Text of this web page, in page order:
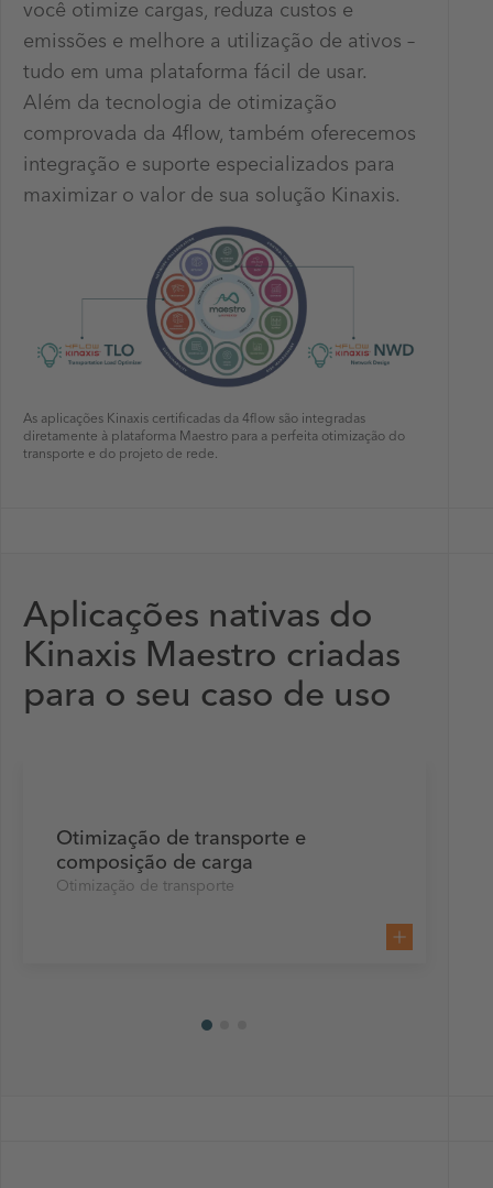
você otimize cargas, reduza custos e
emissões e melhore a utilização de ativos –
tudo em uma plataforma fácil de usar.
Além da tecnologia de otimização
comprovada da 4flow, também oferecemos
integração e suporte especializados para
maximizar o valor de sua solução Kinaxis.
As aplicações Kinaxis certificadas da 4flow são integradas
diretamente à plataforma Maestro para a perfeita otimização do
transporte e do projeto de rede.
Aplicações nativas do
Kinaxis Maestro criadas
para o seu caso de uso
Otimização de transporte e
composição de carga
Otimização de transporte